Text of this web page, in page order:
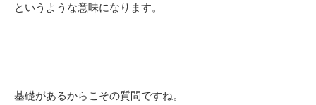
というような意味になります。
基礎があるからこその質問ですね。